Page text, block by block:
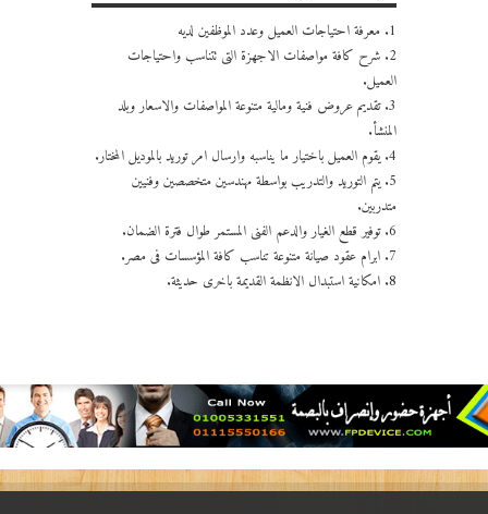
1. معرفة احتياجات العميل وعدد الموظفين لديه
2. شرح كافة مواصفات الاجهزة التى تتناسب واحتياجات
العميل.
3. تقديم عروض فنية ومالية متنوعة المواصفات والاسعار وبلد
المنشأ.
4. يقوم العميل باختيار ما يناسبه وارسال امر توريد بالموديل المختار.
5. يتم التوريد والتدريب بواسطة مهندسين متخصصين وفنيين
متدربين.
6. توفير قطع الغيار والدعم الفنى المستمر طوال فترة الضمان.
7. ابرام عقود صيانة متنوعة تناسب كافة المؤسسات فى مصر.
8. امكانية استبدال الانظمة القديمة باخرى حديثة.